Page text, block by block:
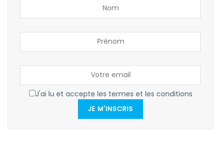
J'ai lu et accepte les termes et les conditions
JE M'INSCRIS